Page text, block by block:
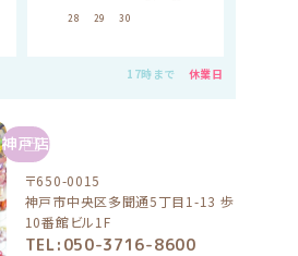
28 29 30
17時まで 休業日
神戸店
〒650-0015
神戸市中央区多聞通5丁目1-13 歩
10番館ビル1F
TEL:050-3716-8600